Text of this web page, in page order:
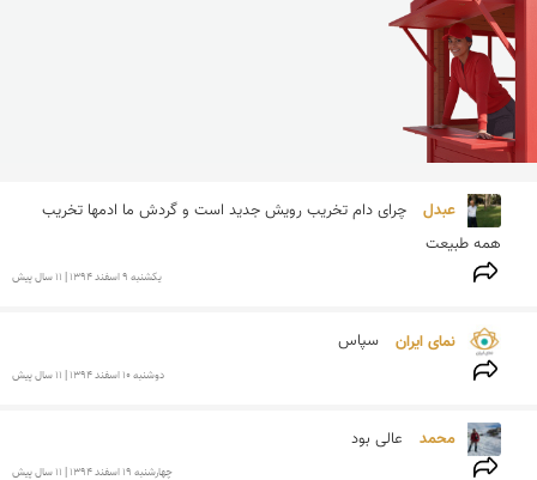
عبدل
همه طبیعت
يكشنبه 9 اسفند 1394 | 11 سال پیش
نمای ایران سپاس
دوشنبه 10 اسفند 1394 | 11 سال پیش
محمد عالی بود
چهارشنبه 19 اسفند 1394 | 11 سال پیش